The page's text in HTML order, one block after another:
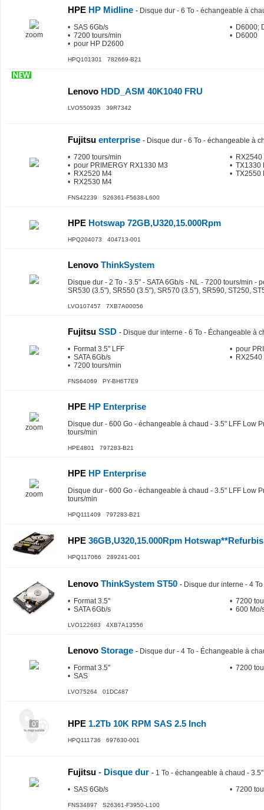
zoom
HPE HP Midline - Disque dur - 6 To - échangeable à
• SAS 6Gb/s
• 7200 tours/min
• pour HP D2600
• D6000;
• D6000
HPQ101301 782669-B21
Lenovo HDD_ASM 40K1040 FRU
LVO550935 39R7342
Fujitsu enterprise - Disque dur - 6 To - échangeable à
• 7200 tours/min
• pour PRIMERGY RX1330 M3
• RX2520 M4
• RX2530 M4
• RX2540
• TX1330
• TX2550
FNS42239 S26361-F5638-L600
HPE Hotswap 72GB,U320,15.000Rpm
HPQ204073 404713-001
Lenovo ThinkSystem
Disque dur - 2 To - 3.5" - SATA 6Gb/s - NL - 7200 tours/min -
SR530 (3.5"), SR550 (3.5"), SR570 (3.5"), SR590, ST250,
LVO107457 7XB7A00056
Fujitsu SSD - Disque dur interne - 6 To - Échangeable à
• Format 3.5" LFF
• SATA 6Gb/s
• 7200 tours/min
• pour
• RX2540
FNS64069 PY-BH6T7E9
zoom
HPE HP Enterprise
Disque dur - 600 Go - échangeable à chaud - 3.5" LFF Low
tours/min
HPE4801 797283-B21
zoom
HPE HP Enterprise
Disque dur - 600 Go - échangeable à chaud - 3.5" LFF Low
tours/min
HPQ111409 797283-B21
HPE 36GB,U320,15.000Rpm
HPQ117066 289241-001
Lenovo ThinkSystem ST50 - Disque dur interne - 4 To
• Format 3.5"
• SATA 6Gb/s
• 7200
• 600 Mo/
LVO122683 4XB7A13556
Lenovo Storage - Disque dur - 4 To - Échangeable à
• Format 3.5"
• SAS
• 7200
LVO75264 01DC487
HPE 1.2Tb 10K RPM SAS 2.5 Inch
HPQ111736 697630-001
Fujitsu - Disque dur - 1 To - échangeable à chaud - 3.5"
• SAS 6Gb/s
• 7200
FNS34897 S26361-F3950-L100